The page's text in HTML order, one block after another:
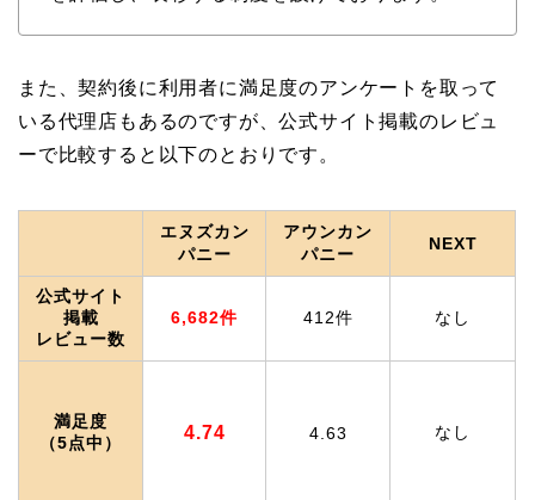
また、契約後に利用者に満足度のアンケートを取って
いる代理店もあるのですが、公式サイト掲載のレビュ
ーで比較すると以下のとおりです。
エヌズカン
パニー
アウンカン
パニー
NEXT
公式サイト
掲載
レビュー数
6,682件 412件 なし
満足度
（5点中）
4.74 4.63 なし